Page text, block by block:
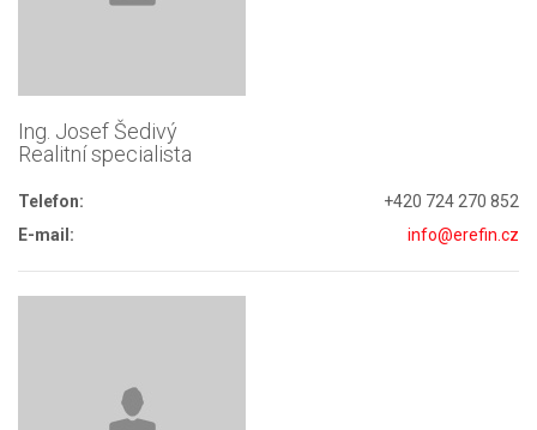
Ing. Josef Šedivý
Realitní specialista
Telefon:
+420 724 270 852
E-mail:
info@erefin.cz